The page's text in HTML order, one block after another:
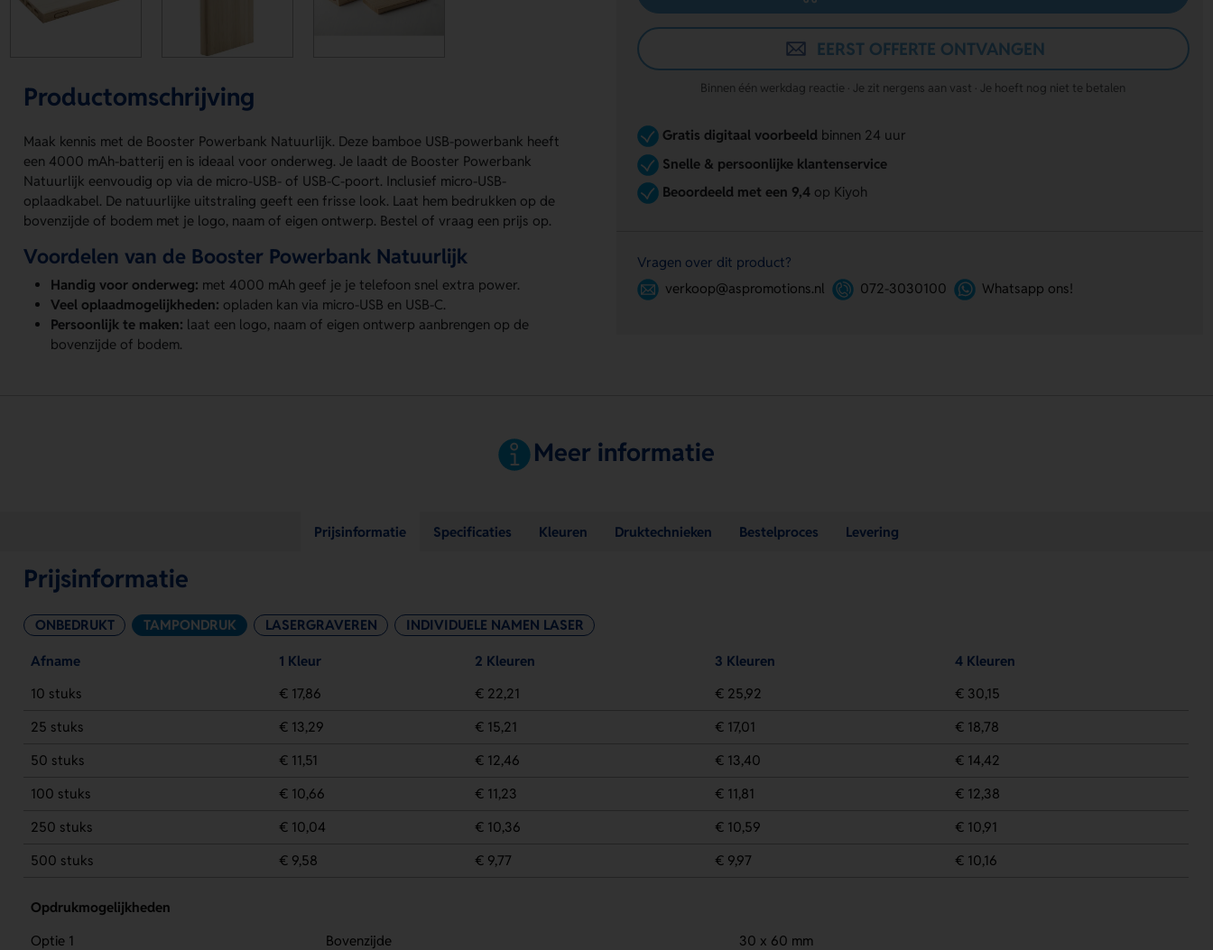
Productomschrijving
Maak kennis met de Booster Powerbank Natuurlijk. Deze bamboe USB-powerbank heeft
een 4000 mAh-batterij en is ideaal voor onderweg. Je laadt de Booster Powerbank
Natuurlijk eenvoudig op via de micro-USB- of USB-C-poort. Inclusief micro-USB-
oplaadkabel. De natuurlijke uitstraling geeft een frisse look. Laat hem bedrukken op de
bovenzijde of bodem met je logo, naam of eigen ontwerp. Bestel of vraag een prijs op.
Voordelen van de Booster Powerbank Natuurlijk
Handig voor onderweg: met 4000 mAh geef je je telefoon snel extra power.
Veel oplaadmogelijkheden: opladen kan via micro-USB en USB-C.
Persoonlijk te maken: laat een logo, naam of eigen ontwerp aanbrengen op de
bovenzijde of bodem.
EERST OFFERTE ONTVANGEN
Binnen één werkdag reactie · Je zit nergens aan vast · Je hoeft nog niet te betalen
Gratis digitaal voorbeeldbinnen 24 uur
Snelle & persoonlijke klantenservice
Beoordeeld met een 9,4op Kiyoh
Vragen over dit product?
verkoop@aspromotions.nl
072-3030100 Whatsapp ons!
Meer informatie
Prijsinformatie Specificaties Kleuren Druktechnieken Bestelproces Levering
Prijsinformatie
ONBEDRUKT TAMPONDRUK LASERGRAVEREN INDIVIDUELE NAMEN LASER
Afname 1 Kleur 2 Kleuren 3 Kleuren
4 Kleuren
10 stuks
€ 17,86 € 22,21 € 25,92
€ 30,15
25 stuks
€ 13,29 € 15,21 € 17,01
€ 18,78
50 stuks
€ 11,51 € 12,46 € 13,40
€ 14,42
100 stuks
€ 10,66 € 11,23 € 11,81
€ 12,38
250 stuks
€ 10,04 € 10,36 € 10,59
€ 10,91
500 stuks
€ 9,58 € 9,77 € 9,97 € 10,16
Opdrukmogelijkheden
Optie 1
Bovenzijde 30 x 60 mm